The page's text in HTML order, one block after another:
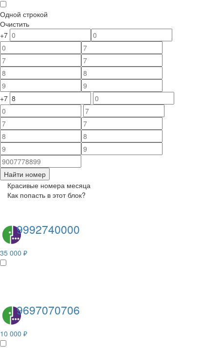
Одной строкой
Очистить
+7
+7
Найти номер
Красивые номера месяца
Как попасть в этот блок?
9992740000
35 000 ₽
9697070706
10 000 ₽